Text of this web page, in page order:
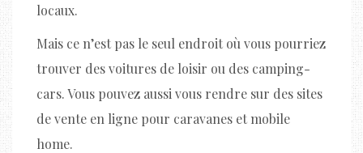
locaux.
Mais ce n’est pas le seul endroit où vous pourriez
trouver des voitures de loisir ou des camping-
cars. Vous pouvez aussi vous rendre sur des sites
de vente en ligne pour caravanes et mobile
home.